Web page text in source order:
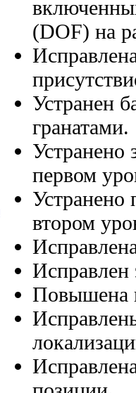
(DOF) на
Устранен
гранатами.
Устранено
первом
Устранено
втором
Исправлен
Повышена